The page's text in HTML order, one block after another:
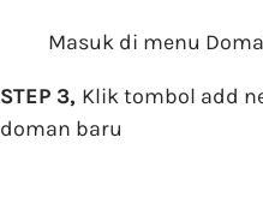
Masuk di menu
STEP 3, Klik tombol add
doman baru